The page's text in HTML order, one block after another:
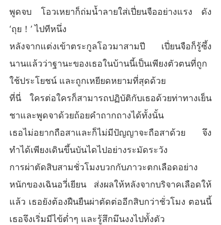
พูดจบ โอวเหยาก็ถ่มน้ำลายใส่เปี่ยนจืออย่างแรง ดัง
‘ถุย！’ ไปทีหนึ่ง
หลังจากแต่งเข้าตระกูลโอวมาสามปี เปี่ยนจือก็รู้ซึ้ง
นานแล้วว่าฐานะของเธอในบ้านนี้เป็นเพียงตัวตนที่ถูก
ใช้ประโยชน์ และถูกเหยียดหยามที่สุดด้วย
ที่นี่ ใครต่อใครก็สามารถปฏิบัติกับเธอด้วยท่าทางเย็น
ชาและพูดจาด้วยถ้อยคำถากถางได้ทั้งนั้น
เธอไม่อยากถือสาและก็ไม่มีปัญญาจะถือสาด้วย จึง
ทำได้เพียงเดินขึ้นบันไดไปอย่างระมัดระวัง
การผ่าตัดสิบสามชั่วโมงบวกกับภาวะตกเลือดอย่าง
หนักของเฉินอวี่เยียน ส่งผลให้หลังจากบริจาคเลือดให้
แล้ว เธอยังต้องฝืนยืนผ่าตัดต่ออีกสิบกว่าชั่วโมง ตอนนี้
เธอจึงเริ่มมีไข้ต่ำๆ และรู้สึกมึนงงไปทั้งตัว